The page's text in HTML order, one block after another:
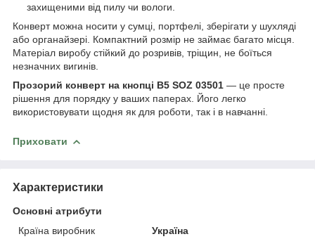
захищеними від пилу чи вологи.
Конверт можна носити у сумці, портфелі, зберігати у шухляді
або органайзері. Компактний розмір не займає багато місця.
Матеріал виробу стійкий до розривів, тріщин, не боїться
незначних вигинів.
Прозорий конверт на кнопці В5 SOZ 03501 — це просте
рішення для порядку у ваших паперах. Його легко
використовувати щодня як для роботи, так і в навчанні.
Приховати
Характеристики
Основні атрибути
Країна виробник
Україна